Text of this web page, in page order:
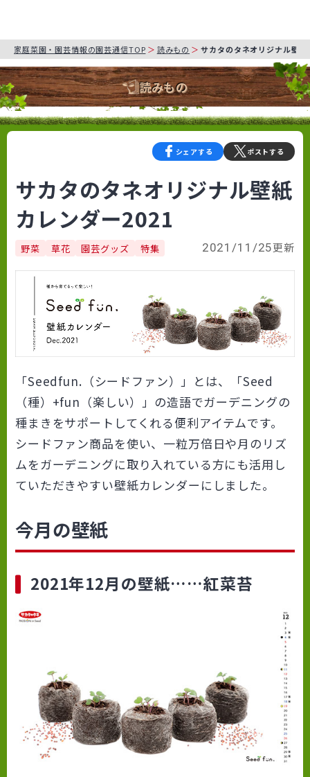
家庭菜園・園芸情報の園芸通信TOP 読みもの サカタのタネオリジナル壁
読みもの
シェアする ポストする
サカタのタネオリジナル壁紙
カレンダー2021
野菜 草花 園芸グッズ 特集 2021/11/25更新
「Seedfun.（シードファン）」とは、「Seed
（種）+fun（楽しい）」の造語でガーデニングの
種まきをサポートしてくれる便利アイテムです。
シードファン商品を使い、一粒万倍日や月のリズ
ムをガーデニングに取り入れている方にも活用し
ていただきやすい壁紙カレンダーにしました。
今月の壁紙
2021年12月の壁紙……紅菜苔